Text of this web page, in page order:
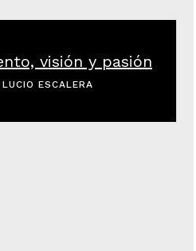
visión y pasión
ESCALERA